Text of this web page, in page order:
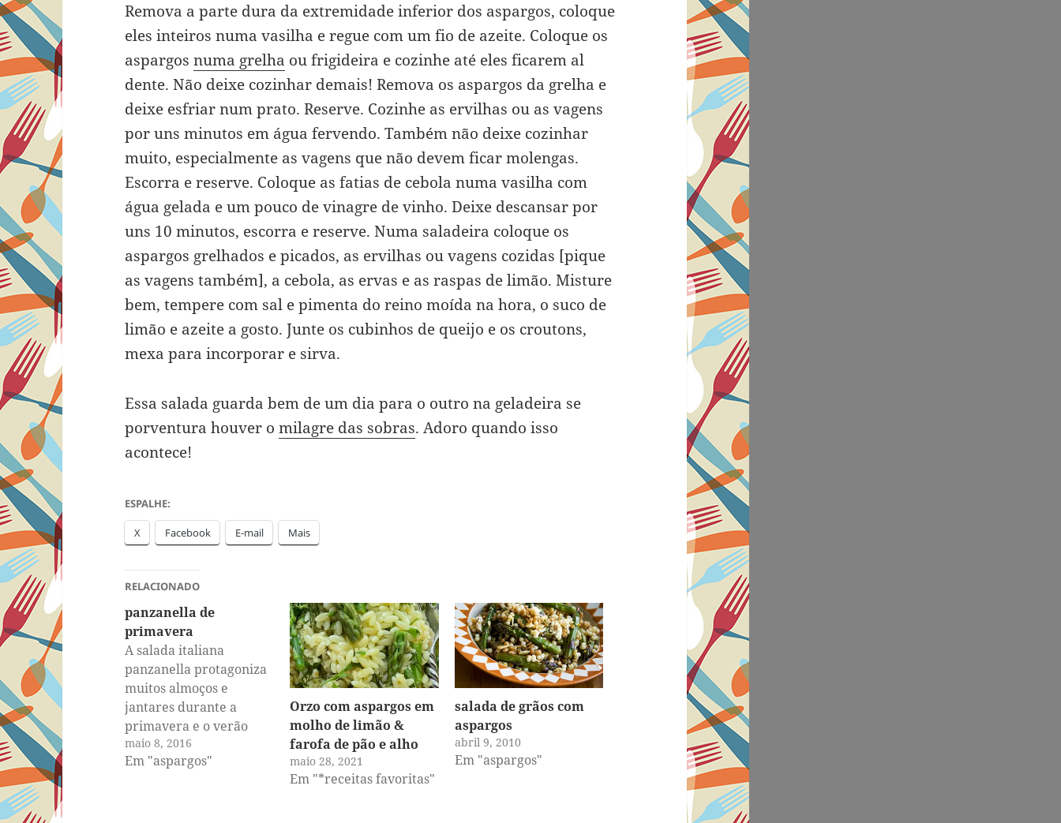
Remova a parte dura da extremidade inferior dos aspargos, coloque
eles inteiros numa vasilha e regue com um fio de azeite. Coloque os
aspargosnuma grelha ou frigideira e cozinhe até eles ficarem al
dente. Não deixe cozinhar demais! Remova os aspargos da grelha e
deixe esfriar num prato. Reserve. Cozinhe as ervilhas ou as vagens
por uns minutos em água fervendo. Também não deixe cozinhar
muito, especialmente as vagens que não devem ficar molengas.
Escorra e reserve. Coloque as fatias de cebola numa vasilha com
água gelada e um pouco de vinagre de vinho. Deixe descansar por
uns 10 minutos, escorra e reserve. Numa saladeira coloque os
aspargos grelhados e picados, as ervilhas ou vagens cozidas [pique
as vagens também], a cebola, as ervas e as raspas de limão. Misture
bem, tempere com sal e pimenta do reino moída na hora, o suco de
limão e azeite a gosto. Junte os cubinhos de queijo e os croutons,
mexa para incorporar e sirva.
Essa salada guarda bem de um dia para o outro na geladeira se
porventura houver omilagre das sobras. Adoro quando isso
acontece!
ESPALHE:
X Facebook E-mail Mais
RELACIONADO
panzanella de
primavera
A salada italiana
panzanella protagoniza
muitos almoços e
jantares durante a
primavera e o verão
aqui em casa. Essa
versão primaveril não
maio 8, 2016
Em "aspargos"
Orzo com aspargos em
molho de limão &
farofa de pão e alho
maio 28, 2021
Em "*receitas favoritas"
salada de grãos com
aspargos
abril 9, 2010
Em "aspargos"